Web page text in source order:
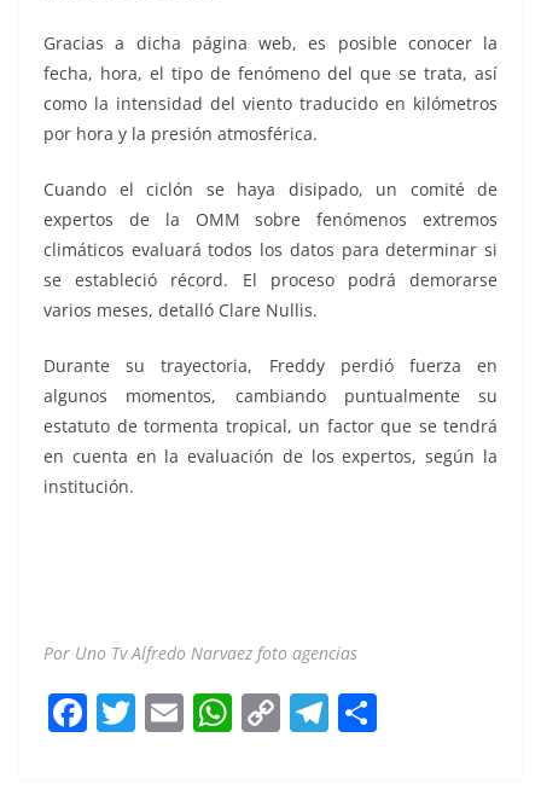
Gracias a dicha página web, es posible conocer la
fecha, hora, el tipo de fenómeno del que se trata, así
como la intensidad del viento traducido en kilómetros
por hora y la presión atmosférica.
Cuando el ciclón se haya disipado, un comité de
expertos de la OMM sobre fenómenos extremos
climáticos evaluará todos los datos para determinar si
se estableció récord. El proceso podrá demorarse
varios meses, detalló Clare Nullis.
Durante su trayectoria, Freddy perdió fuerza en
algunos momentos, cambiando puntualmente su
estatuto de tormenta tropical, un factor que se tendrá
en cuenta en la evaluación de los expertos, según la
institución.
Por Uno Tv Alfredo Narvaez foto agencias
F T E W C T